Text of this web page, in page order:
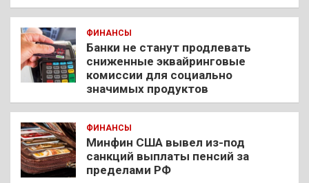
ФИНАНСЫ
Банки не станут продлевать
сниженные эквайринговые
комиссии для социально
значимых продуктов
ФИНАНСЫ
Минфин США вывел из-под
санкций выплаты пенсий за
пределами РФ